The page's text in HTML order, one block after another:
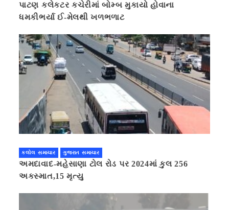
પાટણ કલેકટર કચેરીમાં બોમ્બ મુકાયો હોવાના
ધમકીભર્યા ઈ-મેલથી ખળભળાટ
કલોલ સમાચાર ગુજરાત સમાચાર
અમદાવાદ-મહેસાણા ટોલ રોડ પર 2024માં કુલ 256
અકસ્માત,15 મૃત્યુ